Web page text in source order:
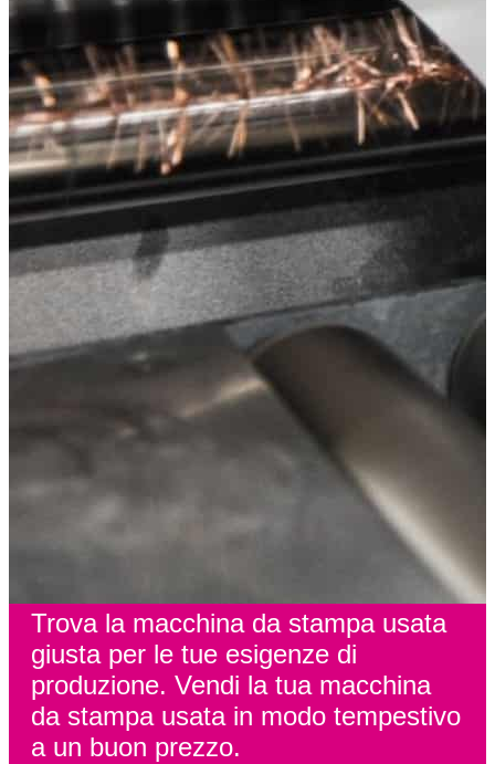
Trova la macchina da stampa usata
giusta per le tue esigenze di
produzione. Vendi la tua macchina
da stampa usata in modo tempestivo
a un buon prezzo.